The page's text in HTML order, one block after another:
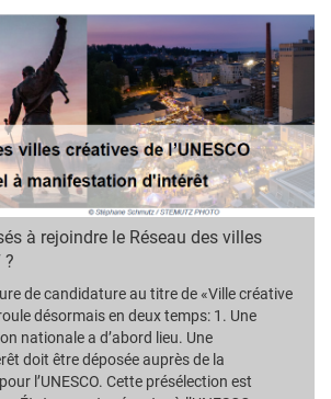
à rejoindre le Réseau des villes
?
de candidature au titre de «Ville créative
désormais en deux temps: 1. Une
nationale a d’abord lieu. Une
doit être déposée auprès de la
l’UNESCO. Cette présélection est